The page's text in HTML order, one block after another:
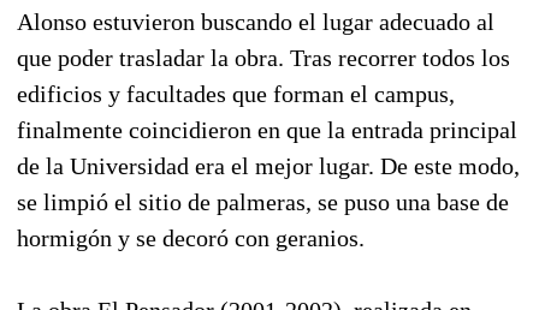
Alonso estuvieron buscando el lugar adecuado al
que poder trasladar la obra. Tras recorrer todos los
edificios y facultades que forman el campus,
finalmente coincidieron en que la entrada principal
de la Universidad era el mejor lugar. De este modo,
se limpió el sitio de palmeras, se puso una base de
hormigón y se decoró con geranios.